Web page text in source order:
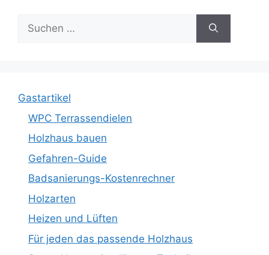
Suche
nach:
Gastartikel
WPC Terrassendielen
Holzhaus bauen
Gefahren-Guide
Badsanierungs-Kostenrechner
Holzarten
Heizen und Lüften
Für jeden das passende Holzhaus